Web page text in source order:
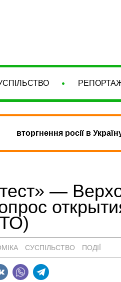
вторгнення росії в
—
СУСПІЛЬСТВО ПОДІЇ